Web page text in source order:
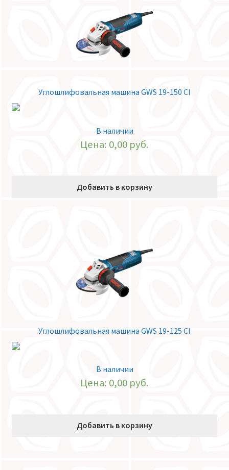
Углошлифовальная машина GWS 19-150 CI
В наличии
Цена: 0,00 руб.
Добавить в корзину
Углошлифовальная машина GWS 19-125 CI
В наличии
Цена: 0,00 руб.
Добавить в корзину